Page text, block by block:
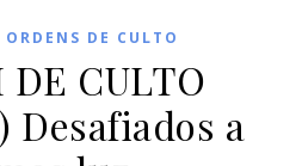
ORDENS DE CULTO
DE CULTO
Desafiados a